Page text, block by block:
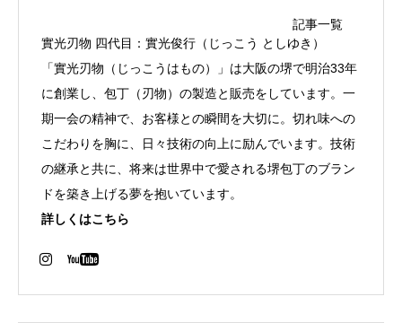
記事一覧
實光刃物 四代目：實光俊行（じっこう としゆき）
「實光刃物（じっこうはもの）」は大阪の堺で明治33年
に創業し、包丁（刃物）の製造と販売をしています。一
期一会の精神で、お客様との瞬間を大切に。切れ味への
こだわりを胸に、日々技術の向上に励んでいます。技術
の継承と共に、将来は世界中で愛される堺包丁のブラン
ドを築き上げる夢を抱いています。
詳しくはこちら